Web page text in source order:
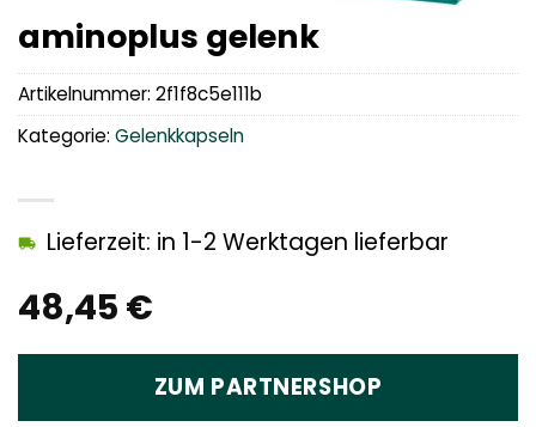
aminoplus gelenk
48,45 €
Lieferzeit: in 1-2 Werktagen lieferbar
ZUM PARTNERSHOP
Artikelnummer: 2f1f8c5e111b
Kategorie: Gelenkkapseln